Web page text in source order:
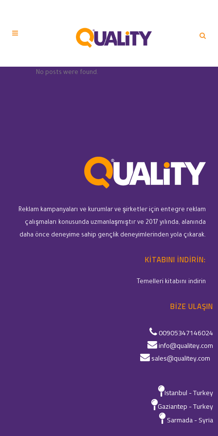
No posts were found.
Reklam kampanyaları ve kurumlar ve şirketler için entegre reklam
çalışmaları konusunda uzmanlaşmıştır ve 2017 yılında, alanında
daha önce deneyime sahip gençlik deneyimlerinden yola çıkarak.
KITABINI INDIRIN:
Temelleri kitabını indirin
BIZE ULAŞIN
00905347146024
info@qualitey.com
sales@qualitey.com
Istanbul - Turkey
Gaziantep - Turkey
Sarmada - Syria